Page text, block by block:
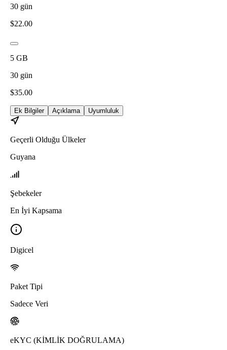
30 gün
$22.00
5 GB
30 gün
$35.00
Ek Bilgiler Açıklama Uyumluluk
Geçerli Olduğu Ülkeler
Guyana
Şebekeler
En İyi Kapsama
Digicel
Paket Tipi
Sadece Veri
eKYC (KİMLİK DOĞRULAMA)